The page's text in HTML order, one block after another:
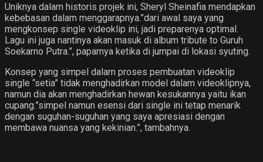
Uniknya dalam historis projek ini, Sheryl Sheinafia mendapkan
kebebasan dalam menggarapnya.”dari awal saya yang
mengkonsep single videoklip ini, jadi preparenya optimal.
Lagu ini juga nantinya akan masuk di album tribute to Guruh
Soekarno Putra.”, paparnya ketika di jumpai di lokasi syuting.
Konsep yang simpel dalam proses pembuatan videoklip
single “setia” tidak menghadirkan model dalam videoklipnya,
namun dia akan menghadirkan hewan kesukannya yaitu ikan
cupang.”simpel namun esensi dari single ini tetap menarik
dengan suguhan-suguhan yang saya apresiasi dengan
membawa nuansa yang kekinian.”, tambahnya.